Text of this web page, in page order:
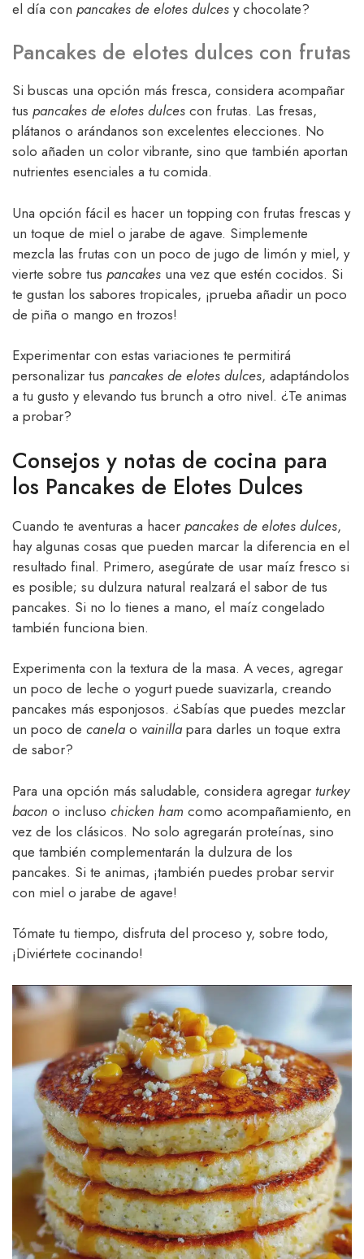
el día con pancakes de elotes dulces y chocolate?
Pancakes de elotes dulces con frutas
Si buscas una opción más fresca, considera acompañar
tus pancakes de elotes dulces con frutas. Las fresas,
plátanos o arándanos son excelentes elecciones. No
solo añaden un color vibrante, sino que también aportan
nutrientes esenciales a tu comida.
Una opción fácil es hacer un topping con frutas frescas y
un toque de miel o jarabe de agave. Simplemente
mezcla las frutas con un poco de jugo de limón y miel, y
vierte sobre tus pancakes una vez que estén cocidos. Si
te gustan los sabores tropicales, ¡prueba añadir un poco
de piña o mango en trozos!
Experimentar con estas variaciones te permitirá
personalizar tus pancakes de elotes dulces, adaptándolos
a tu gusto y elevando tus brunch a otro nivel. ¿Te animas
a probar?
Consejos y notas de cocina para
los Pancakes de Elotes Dulces
Cuando te aventuras a hacer pancakes de elotes dulces,
hay algunas cosas que pueden marcar la diferencia en el
resultado final. Primero, asegúrate de usar maíz fresco si
es posible; su dulzura natural realzará el sabor de tus
pancakes. Si no lo tienes a mano, el maíz congelado
también funciona bien.
Experimenta con la textura de la masa. A veces, agregar
un poco de leche o yogurt puede suavizarla, creando
pancakes más esponjosos. ¿Sabías que puedes mezclar
un poco de canela o vainilla para darles un toque extra
de sabor?
Para una opción más saludable, considera agregar turkey
bacon o incluso chicken ham como acompañamiento, en
vez de los clásicos. No solo agregarán proteínas, sino
que también complementarán la dulzura de los
pancakes. Si te animas, ¡también puedes probar servir
con miel o jarabe de agave!
Tómate tu tiempo, disfruta del proceso y, sobre todo,
¡Diviértete cocinando!